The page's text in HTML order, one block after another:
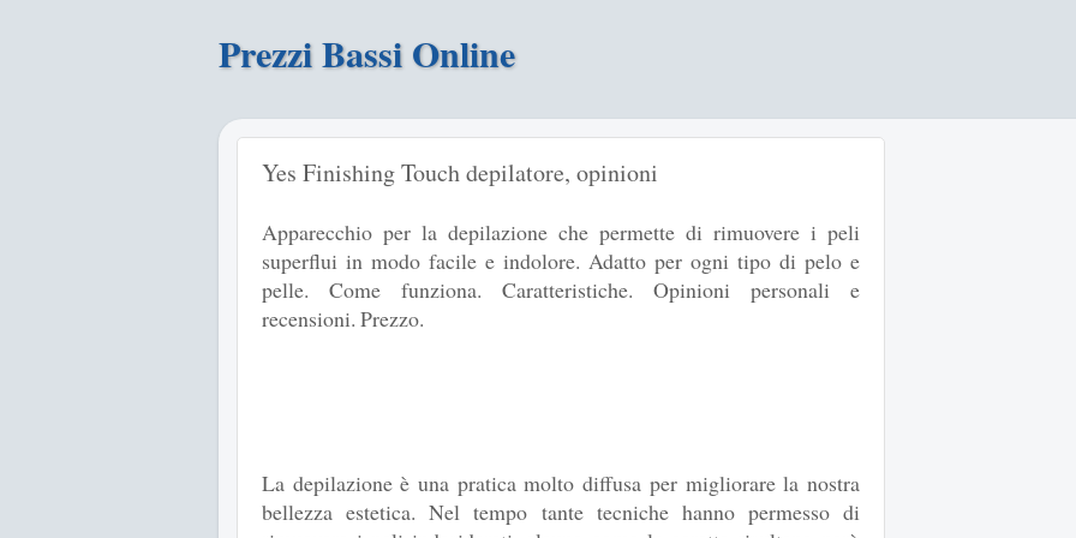
Prezzi Bassi Online
Yes Finishing Touch depilatore, opinioni
Apparecchio per la depilazione che permette di rimuovere i peli
superflui in modo facile e indolore. Adatto per ogni tipo di pelo e
pelle. Come funziona. Caratteristiche. Opinioni personali e
recensioni. Prezzo.
La depilazione è una pratica molto diffusa per migliorare la nostra
bellezza estetica. Nel tempo tante tecniche hanno permesso di